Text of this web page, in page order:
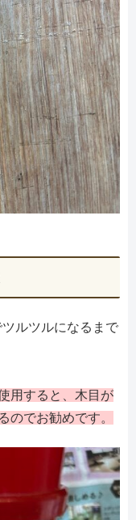
ルツルになるまで
用すると、木目が
のでお勧めです。